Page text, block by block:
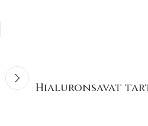
Hialuronsavat